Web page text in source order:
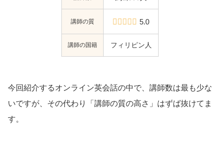
講師の質 5.0
講師の国籍 フィリピン人
今回紹介するオンライン英会話の中で、講師数は最も少な
いですが、その代わり「講師の質の高さ」はずば抜けてま
す。